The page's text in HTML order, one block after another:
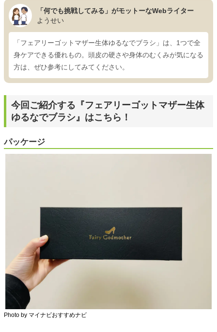
「何でも挑戦してみる」がモットーなWebライター
ようせい
「フェアリーゴットマザー生体ゆるなでブラシ」は、1つで全
身ケアできる優れもの。頭皮の硬さや身体のむくみが気になる
方は、ぜひ参考にしてみてください。
今回ご紹介する『フェアリーゴットマザー生体
ゆるなでブラシ』はこちら！
パッケージ
Photo by マイナビおすすめナビ